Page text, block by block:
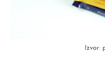
Izvor: